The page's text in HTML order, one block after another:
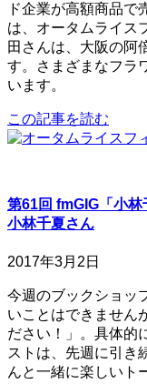
ド企業が高額商品で
は、オータムライス
田さんは、大阪の阿
す。さまざまなフラ
います。
この記事を読む
第61回 fmGIG「小
小林千夏さん
2017年3月2日
今週のブックショッ
いことはできません
ださい！」。具体的
ストは、先週に引き
んと一緒に楽しいト